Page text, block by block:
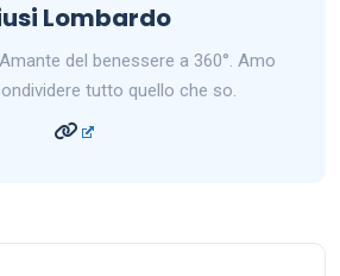
Lombardo
del benessere a 360°. Amo
tutto quello che so.